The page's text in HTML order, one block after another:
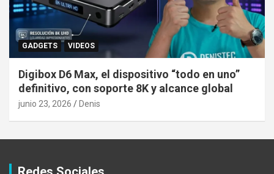
GADGETS VIDEOS
Digibox D6 Max, el dispositivo “todo en uno”
definitivo, con soporte 8K y alcance global
junio 23, 2026 Denis